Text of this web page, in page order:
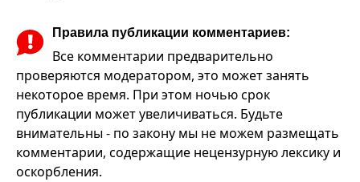
Правила публикации комментариев:
Все комментарии предварительно
проверяются модератором, это может занять
некоторое время. При этом ночью срок
публикации может увеличиваться. Будьте
внимательны - по закону мы не можем размещать
комментарии, содержащие нецензурную лексику и
оскорбления.